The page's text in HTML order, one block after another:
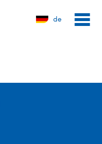
de